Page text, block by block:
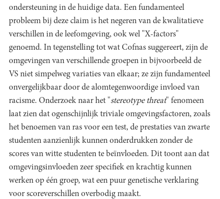
ondersteuning in de huidige data. Een fundamenteel
probleem bij deze claim is het negeren van de kwalitatieve
verschillen in de leefomgeving, ook wel "X-factors"
genoemd. In tegenstelling tot wat Cofnas suggereert, zijn de
omgevingen van verschillende groepen in bijvoorbeeld de
VS niet simpelweg variaties van elkaar; ze zijn fundamenteel
onvergelijkbaar door de alomtegenwoordige invloed van
racisme. Onderzoek naar het "stereotype threat" fenomeen
laat zien dat ogenschijnlijk triviale omgevingsfactoren, zoals
het benoemen van ras voor een test, de prestaties van zwarte
studenten aanzienlijk kunnen onderdrukken zonder de
scores van witte studenten te beïnvloeden. Dit toont aan dat
omgevingsinvloeden zeer specifiek en krachtig kunnen
werken op één groep, wat een puur genetische verklaring
voor scoreverschillen overbodig maakt.